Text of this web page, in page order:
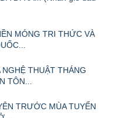
MÓNG TRI THỨC VÀ
THUẬT THÁNG
TÔN...
TRƯỚC MÙA TUYỂN